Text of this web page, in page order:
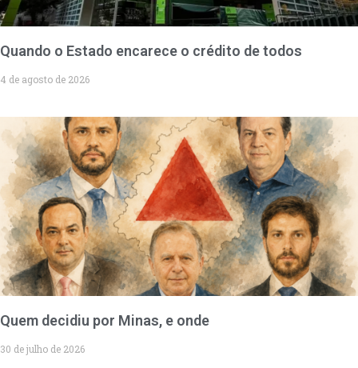
Quando o Estado encarece o crédito de todos
4 de agosto de 2026
Quem decidiu por Minas, e onde
30 de julho de 2026